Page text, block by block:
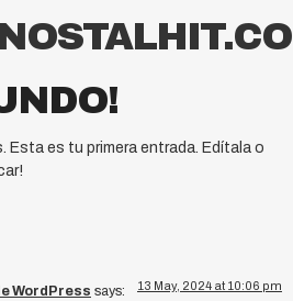
Esta es tu primera entrada. Edítala o
WordPress says: 13 May, 2024 at 10:06 pm